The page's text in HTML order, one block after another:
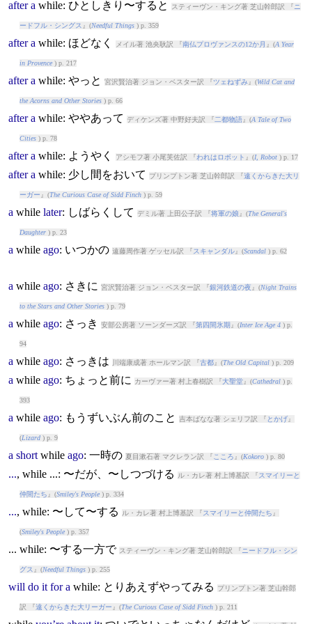
after a while: ひとしきり〜すると スティーヴン・キング著 芝山幹郎訳 『 ニ
ードフル・シングス 』(Needful Things) p. 359
after a while: ほどなく メイル著 池央耿訳 『南仏プロヴァンスの12か月 』(A Year
in Provence) p. 217
after a while: やっと 宮沢賢治著 ジョン・ベスター訳 『ツェねずみ』(Wild Cat and
the Acorns and Other Stories) p. 66
after a while: ややあって ディケンズ著 中野好夫訳 『二都物語』(A Tale of Two
Cities) p. 78
after a while: ようやく アシモフ著 小尾芙佐訳 『われはロボット 』(I, Robot) p. 17
after a while: 少し間をおいて プリンプトン著 芝山幹郎訳 『遠くからきた大リ
ーガー 』(The Curious Case of Sidd Finch) p. 59
a while later: しばらくして デミル著 上田公子訳 『将軍の娘 』(The General's
Daughter) p. 23
a while ago: いつかの 遠藤周作著 ゲッセル訳 『スキャンダル』(Scandal) p. 62
a while ago: さきに 宮沢賢治著 ジョン・ベスター訳 『銀河鉄道の夜 』(Night Trains
to the Stars and Other Stories) p. 79
a while ago: さっき 安部公房著 ソーンダーズ訳 『第四間氷期 』(Inter Ice Age 4) p.
94
a while ago: さっきは 川端康成著 ホールマン訳 『古都』(The Old Capital) p. 209
a while ago: ちょっと前に カーヴァー著 村上春樹訳 『大聖堂』(Cathedral) p.
393
a while ago: もうずいぶん前のこと 吉本ばなな著 シェリフ訳 『 とかげ』
(Lizard) p. 9
a short while ago: 一時の 夏目漱石著 マクレラン訳 『 こころ 』(Kokoro) p. 80
..., while...: 〜だが、〜しつづける ル・カレ著 村上博基訳 『スマイリーと
仲間たち 』(Smiley's People) p. 334
..., while: 〜して〜する ル・カレ著 村上博基訳 『スマイリーと仲間たち 』
(Smiley's People) p. 357
... while: 〜する一方で スティーヴン・キング著 芝山幹郎訳 『 ニードフル・シン
グス 』(Needful Things) p. 255
will do it for a while: とりあえずやってみる プリンプトン著 芝山幹郎
訳 『遠くからきた大リーガー 』(The Curious Case of Sidd Finch) p. 211